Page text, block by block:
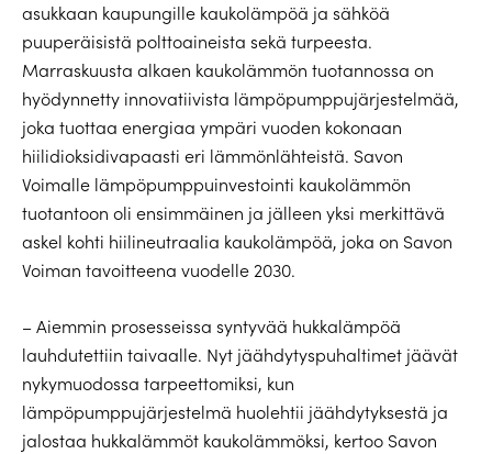
asukkaan kaupungille kaukolämpöä ja sähköä
puuperäisistä polttoaineista sekä turpeesta.
Marraskuusta alkaen kaukolämmön tuotannossa on
hyödynnetty innovatiivista lämpöpumppujärjestelmää,
joka tuottaa energiaa ympäri vuoden kokonaan
hiilidioksidivapaasti eri lämmönlähteistä. Savon
Voimalle lämpöpumppuinvestointi kaukolämmön
tuotantoon oli ensimmäinen ja jälleen yksi merkittävä
askel kohti hiilineutraalia kaukolämpöä, joka on Savon
Voiman tavoitteena vuodelle 2030.
– Aiemmin prosesseissa syntyvää hukkalämpöä
lauhdutettiin taivaalle. Nyt jäähdytyspuhaltimet jäävät
nykymuodossa tarpeettomiksi, kun
lämpöpumppujärjestelmä huolehtii jäähdytyksestä ja
jalostaa hukkalämmöt kaukolämmöksi, kertoo Savon